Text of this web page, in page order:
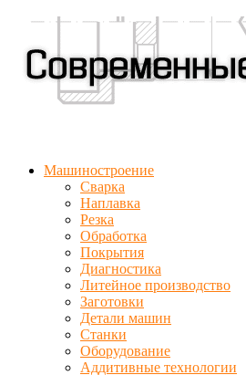
Машиностроение
Сварка
Наплавка
Резка
Обработка
Покрытия
Диагностика
Литейное производство
Заготовки
Детали машин
Станки
Оборудование
Аддитивные технологии